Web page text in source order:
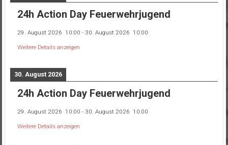
24h Action Day Feuerwehrjugend
29. August 2026 10:00 - 30. August 2026 10:00
Weitere Details anzeigen
30. August 2026
24h Action Day Feuerwehrjugend
29. August 2026 10:00 - 30. August 2026 10:00
Weitere Details anzeigen